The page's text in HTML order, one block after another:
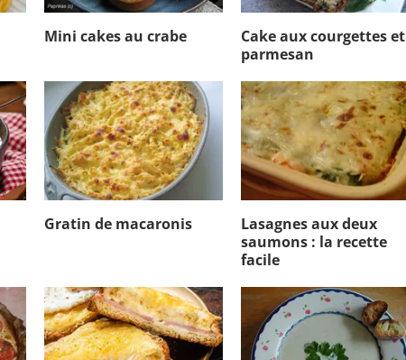
Mini cakes au crabe
Cake aux courgettes et
parmesan
Gratin de macaronis
Lasagnes aux deux
saumons : la recette
facile